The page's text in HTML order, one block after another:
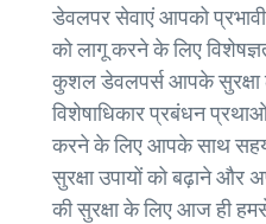
डेवलपर सेवाएं आपको
को लागू करने के लिए
कुशल डेवलपर्स आपके सुरक्षा
विशेषाधिकार प्रबंधन
करने के लिए आपके साथ
सुरक्षा उपायों को बढ़ाने
की सुरक्षा के लिए आज ही